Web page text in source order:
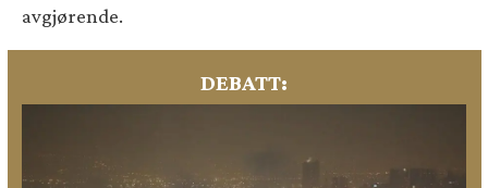
avgjørende.
DEBATT: